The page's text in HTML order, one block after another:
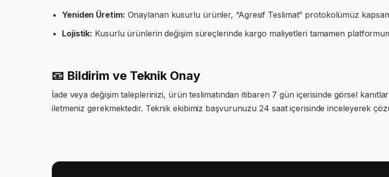
Yeniden Üretim: Onaylanan kusurlu ürünler, “Agresif Teslimat” protokolümüz
Lojistik: Kusurlu ürünlerin değişim süreçlerinde kargo maliyetleri tamamen
📧 Bildirim ve Teknik Onay
İade veya değişim taleplerinizi, ürün teslimatından itibaren 7 gün içerisinde görsel
iletmeniz gerekmektedir. Teknik ekibimiz başvurunuzu 24 saat içerisinde inceleyerek